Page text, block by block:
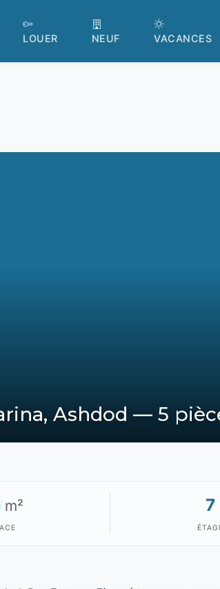
LOUER NEUF VACANCES
Ashdod — 5
m² 7